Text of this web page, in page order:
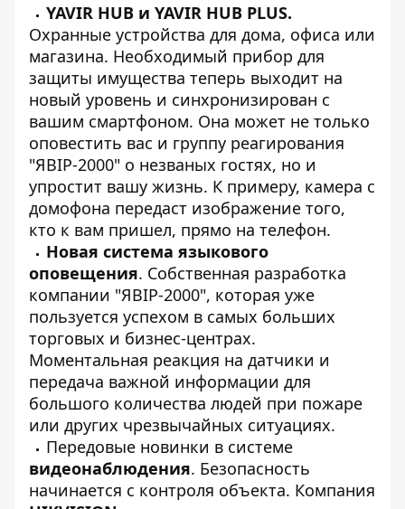
YAVIR HUB и YAVIR HUB PLUS.
Охранные устройства для дома, офиса или
магазина. Необходимый прибор для
защиты имущества теперь выходит на
новый уровень и синхронизирован с
вашим смартфоном. Она может не только
оповестить вас и группу реагирования
"ЯВІР-2000" о незваных гостях, но и
упростит вашу жизнь. К примеру, камера с
домофона передаст изображение того,
кто к вам пришел, прямо на телефон.
Новая система языкового
оповещения. Собственная разработка
компании "ЯВІР-2000", которая уже
пользуется успехом в самых больших
торговых и бизнес-центрах.
Моментальная реакция на датчики и
передача важной информации для
большого количества людей при пожаре
или других чрезвычайных ситуациях.
Передовые новинки в системе
видеонаблюдения. Безопасность
начинается с контроля объекта. Компания